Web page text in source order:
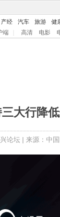
产经 汽车 旅游 健
端 高清 电影
大行降
论坛 | 来源：中